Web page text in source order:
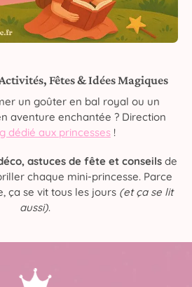
Fêtes & Idées Magiques
un goûter en bal royal ou un
aventure enchantée ? Direction
dédié aux princesses !
astuces de fête et conseils de
chaque mini-princesse. Parce
ça se vit tous les jours (et ça se lit
aussi).